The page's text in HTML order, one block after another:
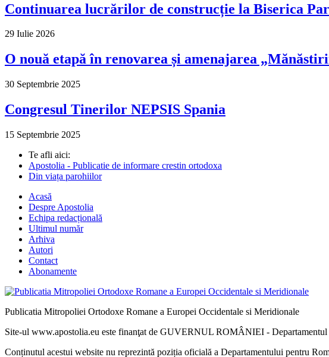
Continuarea lucrărilor de construcție la Biserica
29 Iulie 2026
O nouă etapă în renovarea și amenajarea
30 Septembrie 2025
Congresul Tinerilor NEPSIS Spania
15 Septembrie 2025
Te afli aici:
Apostolia - Publicatie de informare crestin ortodoxa
Din viața parohiilor
Acasă
Despre Apostolia
Echipa redacțională
Ultimul număr
Arhiva
Autori
Contact
Abonamente
Publicatia Mitropoliei Ortodoxe Romane a Europei Occidentale si Meridionale
Site-ul www.apostolia.eu este finanţat de GUVERNUL ROMÂNIEI - Departamentul
Conținutul acestui website nu reprezintă poziția oficială a Departamentului pentru